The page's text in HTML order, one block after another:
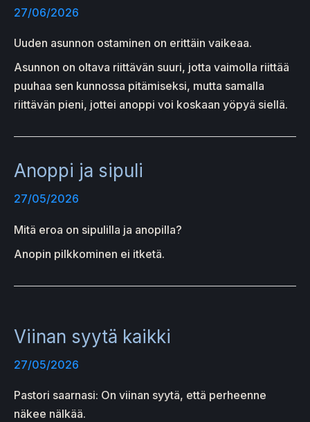
27/06/2026
Uuden asunnon ostaminen on erittäin vaikeaa.
Asunnon on oltava riittävän suuri, jotta vaimolla riittää
puuhaa sen kunnossa pitämiseksi, mutta samalla
riittävän pieni, jottei anoppi voi koskaan yöpyä siellä.
Anoppi ja sipuli
27/05/2026
Mitä eroa on sipulilla ja anopilla?
Anopin pilkkominen ei itketä.
Viinan syytä kaikki
27/05/2026
Pastori saarnasi: On viinan syytä, että perheenne
näkee nälkää.